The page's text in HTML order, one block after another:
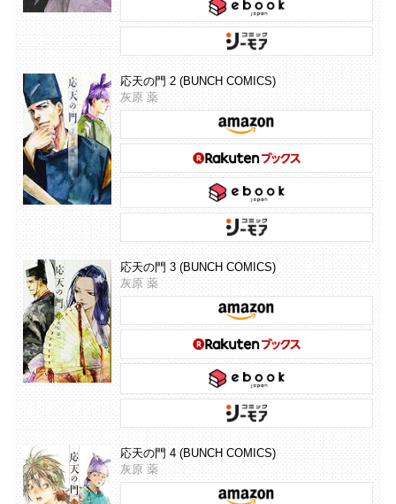
応天の門 2 (BUNCH COMICS)
灰原 薬
応天の門 3 (BUNCH COMICS)
灰原 薬
応天の門 4 (BUNCH COMICS)
灰原 薬